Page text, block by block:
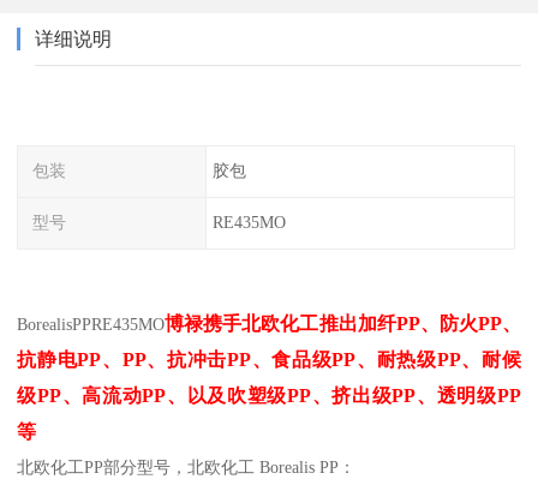
详细说明
包装 胶包
型号 RE435MO
BorealisPPRE435MO博禄携手北欧化工推出加纤PP、防火PP、
抗静电PP、 PP、抗冲击PP、食品级PP、耐热级PP、耐候
级PP、高流动PP、以及吹塑级PP、挤出级PP、透明级PP
等
北欧化工PP部分型号，北欧化工 Borealis PP：